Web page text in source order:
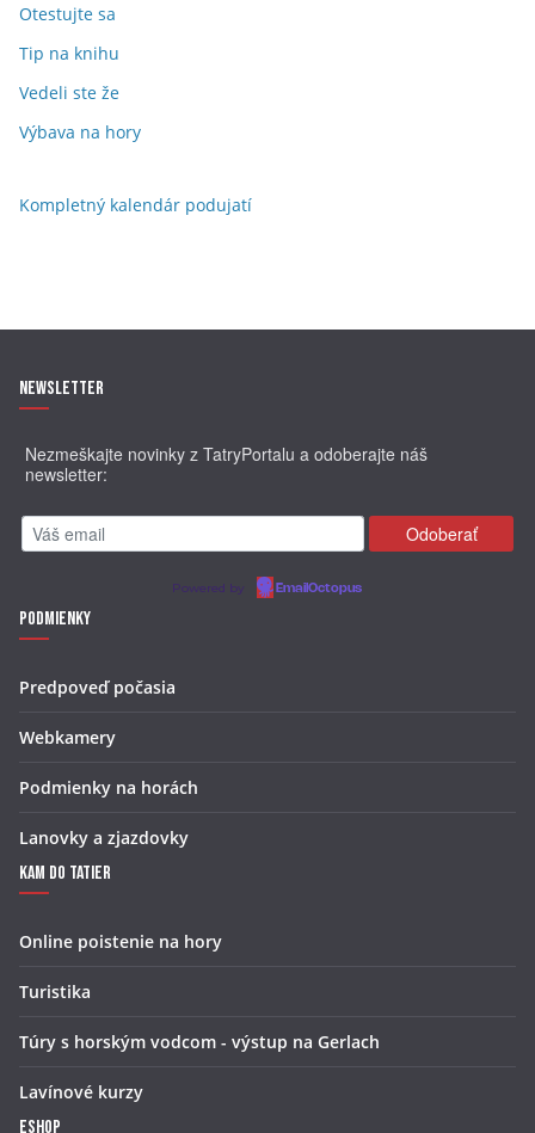
Otestujte sa
Tip na knihu
Vedeli ste že
Výbava na hory
Kompletný kalendár podujatí
Newsletter
Nezmeškajte novinky z TatryPortalu a odoberajte náš
newsletter:
Powered by EmailOctopus
Podmienky
Predpoveď počasia
Webkamery
Podmienky na horách
Lanovky a zjazdovky
Kam do Tatier
Online poistenie na hory
Turistika
Túry s horským vodcom - výstup na Gerlach
Lavínové kurzy
Eshop